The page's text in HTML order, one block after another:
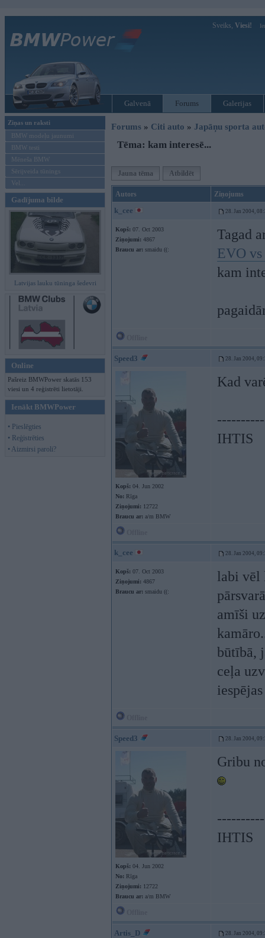
Sveiks, Viesi!
Galvenā Forums Galerijas
Ziņas un raksti
BMW modeļu jaunumi
BMW testi
Mēneša BMW
Sērijveida tūnings
Vel...
Gadījuma bilde
Latvijas lauku tūninga šedevri
Online
Pašreiz BMWPower skatās 153
viesi un 4 reģistrēti lietotāji.
Ienākt BMWPower
• Pieslēgties
• Reģistrēties
• Aizmirsi paroli?
Forums » Citi auto » Japāņu sporta
Tēma: kam interesē...
Jauna tēma Atbildēt
Autors Ziņojums
k_cee 28. Jan 2004,
Kopš: 07. Oct 2003
Ziņojumi: 4867
Braucu ar: smaidu ((:
Tagad
EVO
kam
Speed3 28. Jan 2004,
Kopš: 04. Jun 2002
No: Rīga
Ziņojumi: 12722
Braucu ar: a/m BMW
Kad
IHTIS
k_cee 28. Jan 2004,
Kopš: 07. Oct 2003
Ziņojumi: 4867
Braucu ar: smaidu ((:
labi vēl
amīši
būtībā,
ceļa
Speed3 28. Jan 2004,
Kopš: 04. Jun 2002
No: Rīga
Ziņojumi: 12722
Braucu ar: a/m BMW
Gribu
IHTIS
Artis_D 28. Jan 2004,